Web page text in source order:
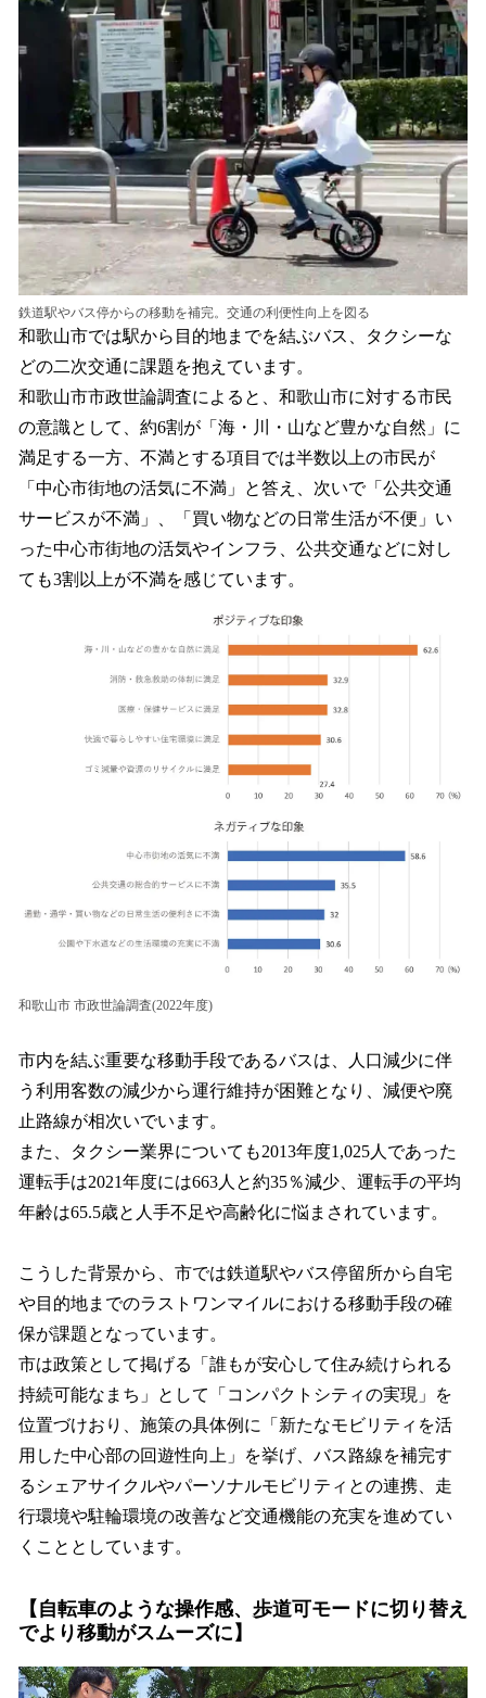
鉄道駅やバス停からの移動を補完。交通の利便性向上を図る
和歌山市では駅から目的地までを結ぶバス、タクシーな
どの二次交通に課題を抱えています。
和歌山市市政世論調査によると、和歌山市に対する市民
の意識として、約6割が「海・川・山など豊かな自然」に
満足する一方、不満とする項目では半数以上の市民が
「中心市街地の活気に不満」と答え、次いで「公共交通
サービスが不満」、「買い物などの日常生活が不便」い
った中心市街地の活気やインフラ、公共交通などに対し
ても3割以上が不満を感じています。
和歌山市 市政世論調査(2022年度)
市内を結ぶ重要な移動手段であるバスは、人口減少に伴
う利用客数の減少から運行維持が困難となり、減便や廃
止路線が相次いでいます。
また、タクシー業界についても2013年度1,025人であった
運転手は2021年度には663人と約35％減少、運転手の平均
年齢は65.5歳と人手不足や高齢化に悩まされています。
こうした背景から、市では鉄道駅やバス停留所から自宅
や目的地までのラストワンマイルにおける移動手段の確
保が課題となっています。
市は政策として掲げる「誰もが安心して住み続けられる
持続可能なまち」として「コンパクトシティの実現」を
位置づけおり、施策の具体例に「新たなモビリティを活
用した中心部の回遊性向上」を挙げ、バス路線を補完す
るシェアサイクルやパーソナルモビリティとの連携、走
行環境や駐輪環境の改善など交通機能の充実を進めてい
くこととしています。
【自転車のような操作感、歩道可モードに切り替え
でより移動がスムーズに】